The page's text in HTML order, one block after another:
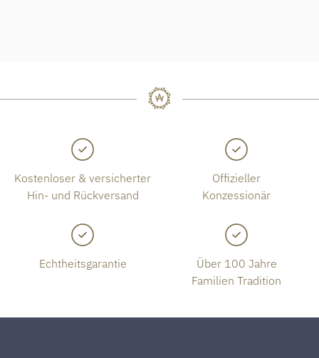
Kostenloser & versicherter
Hin- und Rückversand
Offizieller
Konzessionär
Echtheitsgarantie
Über 100 Jahre
Familien Tradition